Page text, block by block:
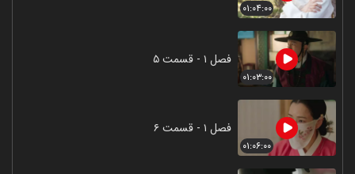
۰۱:۰۴:۰۰
۰۱:۰۳:۰۰
فصل ۱ - قسمت ۵
۰۱:۰۶:۰۰
فصل ۱ - قسمت ۶